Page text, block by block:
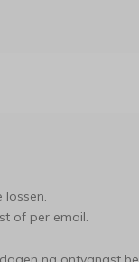
lossen.
of per email.